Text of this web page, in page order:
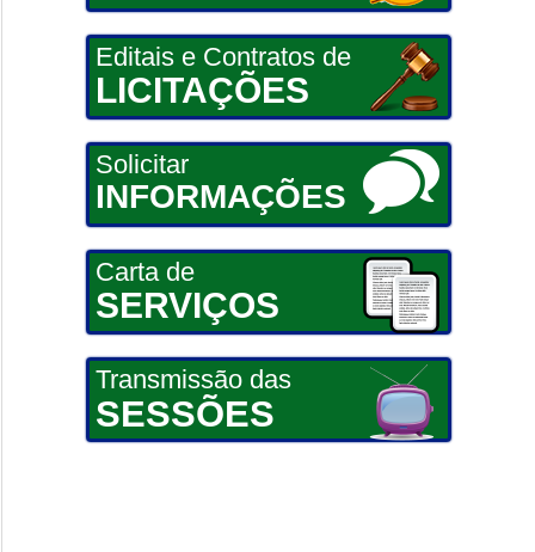
Editais e Contratos de
LICITAÇÕES
Solicitar
INFORMAÇÕES
Carta de
SERVIÇOS
Transmissão das
SESSÕES